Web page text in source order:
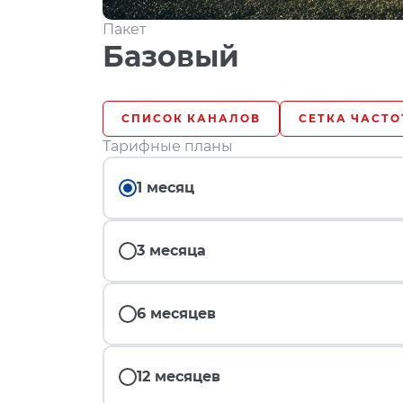
Пакет
Базовый
СПИСОК КАНАЛОВ СЕТКА
Тарифные планы
1 месяц
3 месяца
6 месяцев
12 месяцев